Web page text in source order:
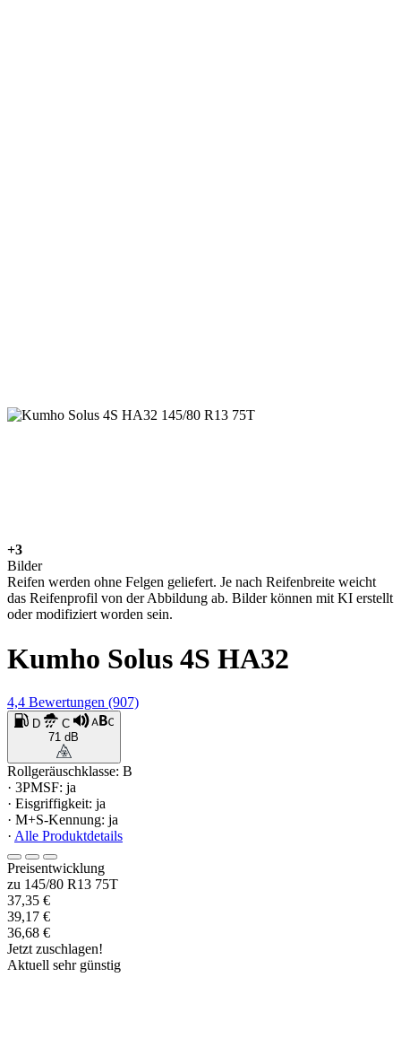
+3
Bilder
Reifen werden ohne Felgen geliefert. Je nach Reifenbreite weicht
das Reifenprofil von der Abbildung ab. Bilder können mit KI erstellt
oder modifiziert worden sein.
Kumho Solus 4S HA32
4,4 Bewertungen (907)
D
C
71 dB
Rollgeräuschklasse: B
· 3PMSF: ja
· Eisgriffigkeit: ja
· M+S-Kennung: ja
· Alle Produktdetails
Preisentwicklung
zu 145/80 R13 75T
37,35 €
39,17 €
36,68 €
Jetzt zuschlagen!
Aktuell sehr günstig